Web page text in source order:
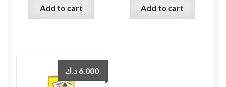
Add to cart Add to cart
6.000 د.ك